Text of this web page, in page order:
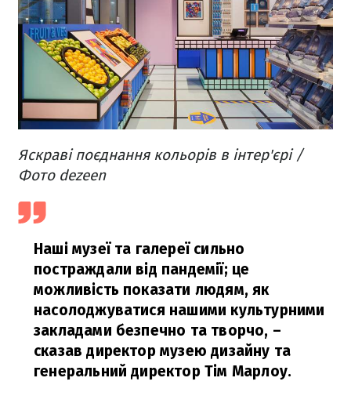
Яскраві поєднання кольорів в інтер'єрі /
Фото dezeen
Наші музеї та галереї сильно
постраждали від пандемії; це
можливість показати людям, як
насолоджуватися нашими культурними
закладами безпечно та творчо, –
сказав директор музею дизайну та
генеральний директор Тім Марлоу.